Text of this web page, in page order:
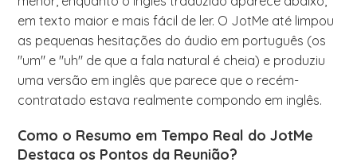
em texto maior e mais fácil de ler. O JotMe até limpou
as pequenas hesitações do áudio em português (os
"um" e "uh" de que a fala natural é cheia) e produziu
uma versão em inglês que parece que o recém-
contratado estava realmente compondo em inglês.
Como o Resumo em Tempo Real do JotMe
Destaca os Pontos da Reunião?